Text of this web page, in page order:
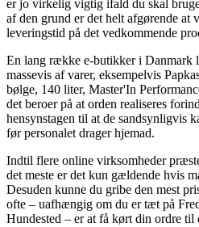
er jo virkelig vigtig ifald du skal
af den grund er det helt afgørende at
leveringstid på det vedkommende
En lang række e-butikker i Danmark
massevis af varer, eksempelvis
bølge, 140 liter, Master'In
det beroer på at orden realiseres
hensynstagen til at de sandsynligvis
før personalet drager hjemad.
Indtil flere online virksomheder
det meste er det kun gældende hvis
Desuden kunne du gribe den mest
ofte – uafhængig om du er tæt på
Hundested – er at få kørt din ordre til